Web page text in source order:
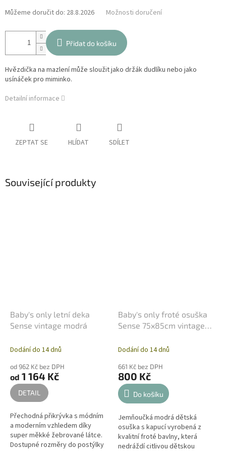
Můžeme doručit do: 28.8.2026 Možnosti doručení
Přidat do košíku
Hvězdička na mazlení může sloužit jako držák dudlíku nebo jako
usínáček pro miminko.
Detailní informace
ZEPTAT SE HLÍDAT SDÍLET
Související produkty
Baby's only letní deka
Sense vintage modrá
Dodání do 14 dnů
od 962 Kč bez DPH
od 1 164 Kč
DETAIL
Přechodná přikrývka s módním
a moderním vzhledem díky
super měkké žebrované látce.
Dostupné rozměry do postýlky
Baby's only froté osuška
Sense 75x85cm vintage
Dodání do 14 dnů
661 Kč bez DPH
800 Kč
Do košíku
Jemňoučká modrá dětská
osuška s kapucí vyrobená z
kvalitní froté bavlny, která
nedráždí citlivou dětskou